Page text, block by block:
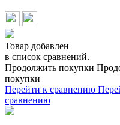
Товар добавлен
в список сравнений.
Продолжить покупки
покупки
Перейти к сравнению
сравнению